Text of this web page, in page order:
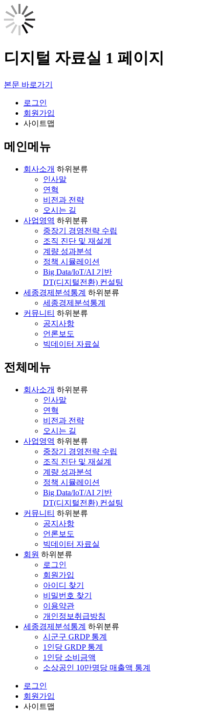
디지털 자료실 1 페이지
본문 바로가기
로그인
회원가입
사이트맵
메인메뉴
회사소개 하위분류
인사말
연혁
비전과 전략
오시는 길
사업영역 하위분류
중장기 경영전략 수립
조직 진단 및 재설계
계량 성과분석
정책 시뮬레이션
Big Data/IoT/AI 기반
DT(디지털전환) 컨설팅
세종경제분석통계 하위분류
세종경제분석통계
커뮤니티 하위분류
공지사항
언론보도
빅데이터 자료실
전체메뉴
회사소개 하위분류
인사말
연혁
비전과 전략
오시는 길
사업영역 하위분류
중장기 경영전략 수립
조직 진단 및 재설계
계량 성과분석
정책 시뮬레이션
Big Data/IoT/AI 기반
DT(디지털전환) 컨설팅
커뮤니티 하위분류
공지사항
언론보도
빅데이터 자료실
회원 하위분류
로그인
회원가입
아이디 찾기
비밀번호 찾기
이용약관
개인정보취급방침
세종경제분석통계 하위분류
시군구 GRDP 통계
1인당 GRDP 통계
1인당 소비금액
소상공인 10만명당 매출액 통계
로그인
회원가입
사이트맵